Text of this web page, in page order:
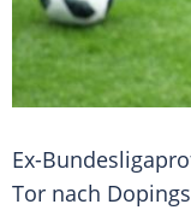
Ex-
Tor nach